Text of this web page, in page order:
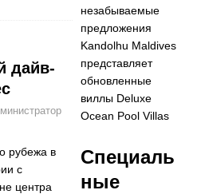
со
дайв-
рубежа в
с
центра
незабываемые
предложения
Kandolhu Maldives
представляет
обновленные
виллы Deluxe
Ocean Pool Villas
Специаль
ные